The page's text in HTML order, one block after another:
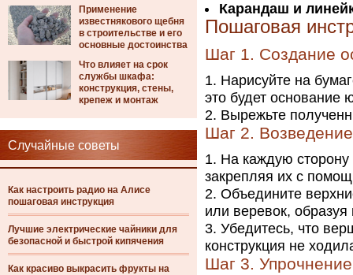
Применение
известнякового щебня
в строительстве и его
основные достоинства
Что влияет на срок
службы шкафа:
конструкция, стены,
крепеж и монтаж
Случайные советы
Как настроить радио на Алисе
пошаговая инструкция
Лучшие электрические чайники для
безопасной и быстрой кипячения
Как красиво выкрасить фрукты на
Карандаш и
Пошаговая
Шаг 1. Создание
Нарисуйте на
это будет основание
Вырежьте
Шаг 2.
На каждую сторону
закрепляя их с
Объедините
или веревок,
Убедитесь, что
конструкция не
Шаг 3.